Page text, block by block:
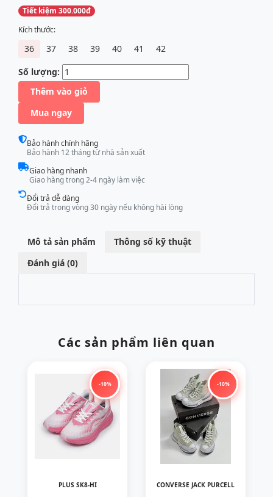
Tiết kiệm 300.000đ
Kích thước:
36 37 38 39 40 41
42
Số lượng:
Thêm vào giỏ
Mua ngay
Bảo hành chính hãng
Bảo hành 12 tháng từ nhà sản xuất
Giao hàng nhanh
Giao hàng trong 2-4 ngày làm việc
Đổi trả dễ dàng
Đổi trả trong vòng 30 ngày nếu không hài lòng
Mô tả sản phẩm
Thông số kỹ thuật
Đánh giá (0)
Các sản phẩm liên quan
-10%
PLUS SK8-HI
-10%
CONVERSE JACK PURCELL